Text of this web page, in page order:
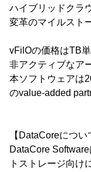
ハイブリッドクラ
変革のマイルスト
vFilOの価格はTB
非アクティブなア
本ソフトウェアは
のvalue-added
【DataCoreについ
DataCore
トストレージ向け